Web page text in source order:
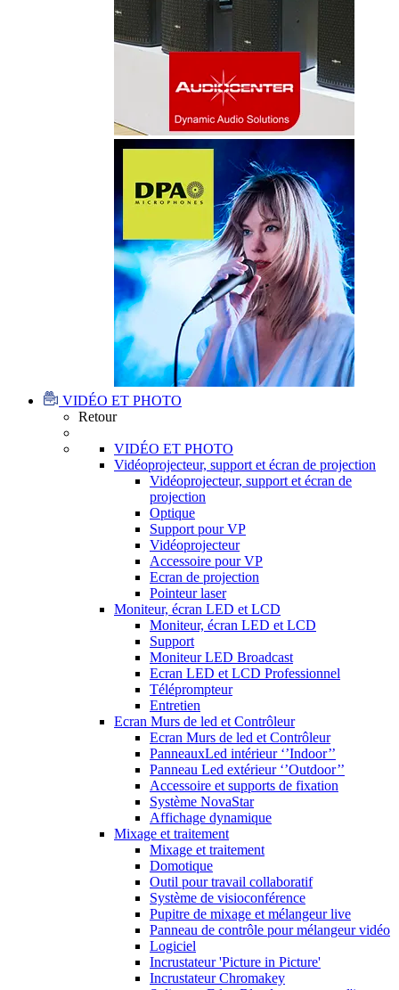
VIDÉO ET PHOTO
Retour
VIDÉO ET PHOTO
Vidéoprojecteur, support et écran de projection
Vidéoprojecteur, support et écran de
projection
Optique
Support pour VP
Vidéoprojecteur
Accessoire pour VP
Ecran de projection
Pointeur laser
Moniteur, écran LED et LCD
Moniteur, écran LED et LCD
Support
Moniteur LED Broadcast
Ecran LED et LCD Professionnel
Téléprompteur
Entretien
Ecran Murs de led et Contrôleur
Ecran Murs de led et Contrôleur
PanneauxLed intérieur ‘’Indoor’’
Panneau Led extérieur ‘’Outdoor’’
Accessoire et supports de fixation
Système NovaStar
Affichage dynamique
Mixage et traitement
Mixage et traitement
Domotique
Outil pour travail collaboratif
Système de visioconférence
Pupitre de mixage et mélangeur live
Panneau de contrôle pour mélangeur vidéo
Logiciel
Incrustateur 'Picture in Picture'
Incrustateur Chromakey